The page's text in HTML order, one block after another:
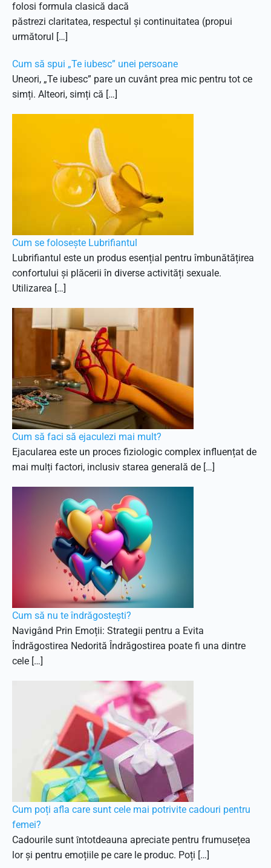
folosi formula clasică dacă
păstrezi claritatea, respectul și continuitatea (propui
următorul […]
Cum să spui „Te iubesc” unei persoane
Uneori, „Te iubesc” pare un cuvânt prea mic pentru tot ce
simți. Alteori, simți că […]
Cum se folosește Lubrifiantul
Lubrifiantul este un produs esențial pentru îmbunătățirea
confortului și plăcerii în diverse activități sexuale.
Utilizarea […]
Cum să faci să ejaculezi mai mult?
Ejacularea este un proces fiziologic complex influențat de
mai mulți factori, inclusiv starea generală de […]
Cum să nu te îndrăgostești?
Navigând Prin Emoții: Strategii pentru a Evita
Îndrăgostirea Nedorită Îndrăgostirea poate fi una dintre
cele […]
Cum poți afla care sunt cele mai potrivite cadouri pentru
femei?
Cadourile sunt ȋntotdeauna apreciate pentru frumusețea
lor și pentru emoțiile pe care le produc. Poți […]